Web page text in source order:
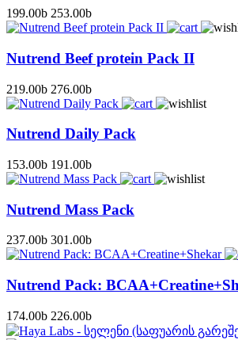
199.00b 253.00b
Nutrend Beef protein Pack II
219.00b 276.00b
Nutrend Daily Pack
153.00b 191.00b
Nutrend Mass Pack
237.00b 301.00b
Nutrend Pack:
174.00b 226.00b